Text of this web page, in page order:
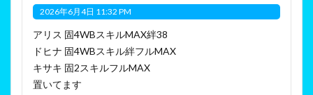
2026年6月4日 11:32 PM
アリス 固4WBスキルMAX絆38
ドヒナ 固4WBスキル絆フルMAX
キサキ 固2スキルフルMAX
置いてます